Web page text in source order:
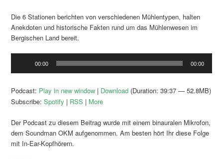
Die 6 Stationen berichten von verschiedenen Mühlentypen, halten
Anekdoten und historische Fakten rund um das Mühlenwesen im
Bergischen Land bereit.
00:00 00:00
Podcast: Play in new window | Download (Duration: 39:37 — 52.8MB)
Subscribe:Spotify | RSS | More
Der Podcast zu diesem Beitrag wurde mit einem binauralen Mikrofon,
dem Soundman OKM aufgenommen. Am besten hört Ihr diese Folge
mit In-Ear-Kopfhörern.